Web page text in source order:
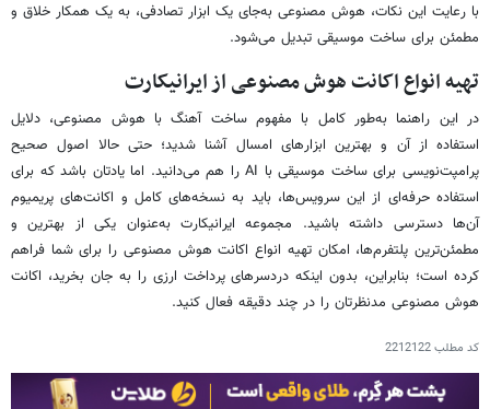
با رعایت این نکات، هوش مصنوعی به‌جای یک ابزار تصادفی، به یک همکار خلاق و
مطمئن برای ساخت موسیقی تبدیل می‌شود.
تهیه انواع اکانت هوش مصنوعی از ایرانیکارت
در این راهنما به‌طور کامل با مفهوم ساخت آهنگ با هوش مصنوعی، دلایل
استفاده از آن و بهترین ابزارهای امسال آشنا شدید؛ حتی حالا اصول صحیح
پرامپت‌نویسی برای ساخت موسیقی با AI را هم می‌دانید. اما یادتان باشد که برای
استفاده حرفه‌ای از این سرویس‌ها، باید به نسخه‌های کامل و اکانت‌های پریمیوم
آن‌ها دسترسی داشته باشید. مجموعه ایرانیکارت به‌عنوان یکی از بهترین و
مطمئن‌ترین پلتفرم‌ها، امکان تهیه انواع اکانت هوش مصنوعی را برای شما فراهم
کرده است؛ بنابراین، بدون اینکه دردسرهای پرداخت ارزی را به جان بخرید، اکانت
هوش مصنوعی مدنظرتان را در چند دقیقه فعال کنید.
کد مطلب2212122